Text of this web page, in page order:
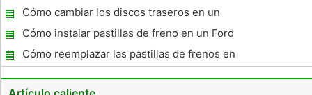
1993
Cómo cambiar los discos traseros en un
Tiburon
Cómo instalar pastillas de freno en un Ford
F150
Cómo reemplazar las pastillas de frenos en
un 2003 Honda CR-V